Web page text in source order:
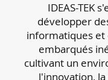
IDEAS-TEK
développer
informatiques et
embarqués
cultivant un
l'innovation,